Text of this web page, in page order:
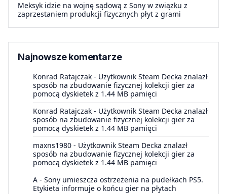
Meksyk idzie na wojnę sądową z Sony w związku z
zaprzestaniem produkcji fizycznych płyt z grami
Najnowsze komentarze
Konrad Ratajczak - Użytkownik Steam Decka znalazł
sposób na zbudowanie fizycznej kolekcji gier za
pomocą dyskietek z 1.44 MB pamięci
Konrad Ratajczak - Użytkownik Steam Decka znalazł
sposób na zbudowanie fizycznej kolekcji gier za
pomocą dyskietek z 1.44 MB pamięci
maxns1980 - Użytkownik Steam Decka znalazł
sposób na zbudowanie fizycznej kolekcji gier za
pomocą dyskietek z 1.44 MB pamięci
A - Sony umieszcza ostrzeżenia na pudełkach PS5.
Etykieta informuje o końcu gier na płytach